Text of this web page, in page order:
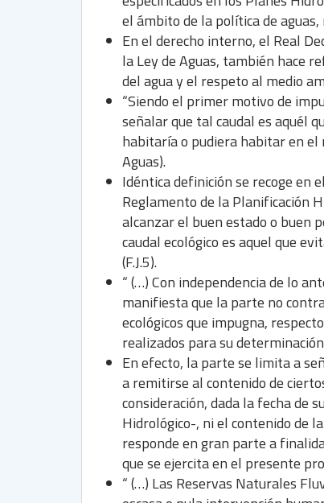
el ámbito de la política de
En el derecho interno, el Real
la Ley de Aguas, también hace
del agua y el respeto al medio
“Siendo el primer motivo de
señalar que tal caudal es aquél
habitaría o pudiera habitar en el
Aguas).
Idéntica definición se recoge en
Reglamento de la Planificación
alcanzar el buen estado o buen
caudal ecológico es aquel que
(F.J.5).
“ (…) Con independencia de lo
manifiesta que la parte no
ecológicos que impugna,
realizados para su
En efecto, la parte se limita a
a remitirse al contenido de
consideración, dada la fecha de
Hidrológico-, ni el contenido de
responde en gran parte a
que se ejercita en el presente
“ (…) Las Reservas Naturales